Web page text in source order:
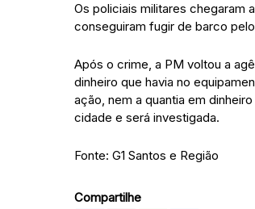
Os policiais militares chegaram
conseguiram fugir de barco
Após o crime, a PM voltou a
dinheiro que havia no
ação, nem a quantia em
cidade e será investigada.
Fonte: G1 Santos e Região
Compartilhe